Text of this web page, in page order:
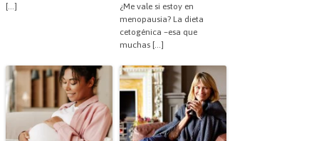
[…]
¿Me vale si estoy en
menopausia? La dieta
cetogénica –esa que
muchas […]